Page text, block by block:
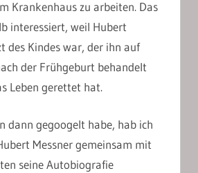
Krankenhaus zu arbeiten. Das
interessiert, weil Hubert
des Kindes war, der ihn auf
der Frühgeburt behandelt
Leben gerettet hat.
dann gegoogelt habe, hab ich
Messner gemeinsam mit
seine Autobiografie